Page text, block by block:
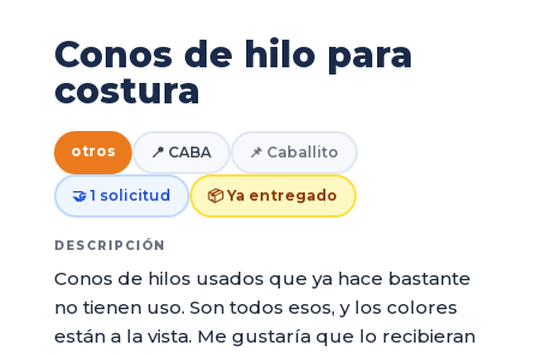
Conos de hilo para
costura
otros 📍 CABA 📌 Caballito
🤝 1 solicitud 📦 Ya entregado
DESCRIPCIÓN
Conos de hilos usados que ya hace bastante
no tienen uso. Son todos esos, y los colores
están a la vista. Me gustaría que lo recibieran